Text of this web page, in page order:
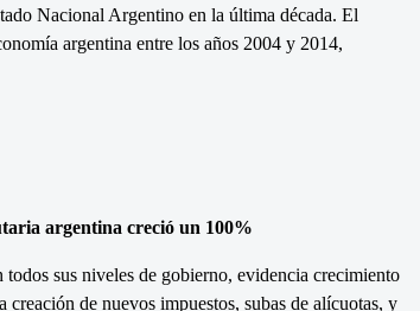
Nacional Argentino en la última década. El
argentina entre los años 2004 y 2014,
argentina creció un 100%
todos sus niveles de gobierno, evidencia crecimiento
creación de nuevos impuestos, subas de alícuotas, y